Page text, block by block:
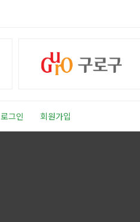
로그인 회원가입